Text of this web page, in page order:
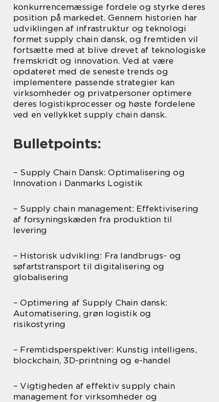
konkurrencemæssige fordele og styrke deres
position på markedet. Gennem historien har
udviklingen af infrastruktur og teknologi
formet supply chain dansk, og fremtiden vil
fortsætte med at blive drevet af teknologiske
fremskridt og innovation. Ved at være
opdateret med de seneste trends og
implementere passende strategier kan
virksomheder og privatpersoner optimere
deres logistikprocesser og høste fordelene
ved en vellykket supply chain dansk.
Bulletpoints:
– Supply Chain Dansk: Optimalisering og
Innovation i Danmarks Logistik
– Supply chain management: Effektivisering
af forsyningskæden fra produktion til
levering
– Historisk udvikling: Fra landbrugs- og
søfartstransport til digitalisering og
globalisering
– Optimering af Supply Chain dansk:
Automatisering, grøn logistik og
risikostyring
– Fremtidsperspektiver: Kunstig intelligens,
blockchain, 3D-printning og e-handel
– Vigtigheden af effektiv supply chain
management for virksomheder og